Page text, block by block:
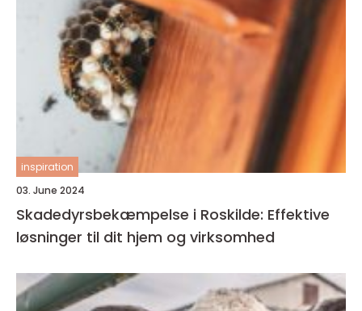
inspiration
03. June 2024
Skadedyrsbekæmpelse i Roskilde: Effektive
løsninger til dit hjem og virksomhed